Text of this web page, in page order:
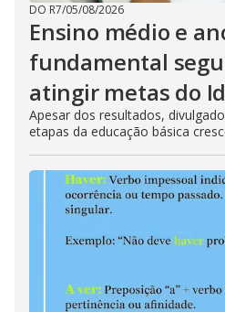
DO R7/05/08/2026
Ensino médio e
fundamental
atingir metas do
Apesar dos resultados,
etapas da educação básica